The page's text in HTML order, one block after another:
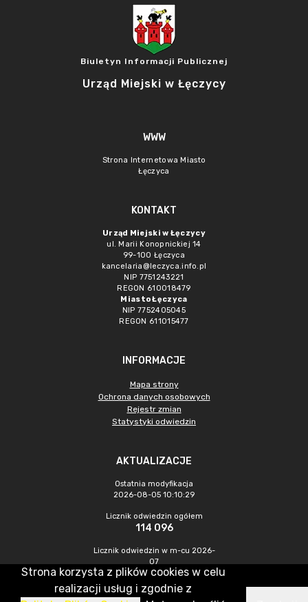
Biuletyn Informacji Publicznej
Urząd Miejski w Łęczycy
WWW
Strona Internetowa Miasto
Łęczyca
KONTAKT
Urząd Miejski w Łęczycy
ul. Marii Konopnickiej 14
99-100 Łęczyca
kancelaria@leczyca.info.pl
NIP 7751243221
REGON 610018479
Miasto Łęczyca
NIP 7752405045
REGON 611015477
INFORMACJE
Mapa strony
Ochrona danych osobowych
Rejestr zmian
Statystyki odwiedzin
AKTUALIZACJE
Ostatnia modyfikacja
2026-08-05 10:10:29
Licznik odwiedzin ogółem
114 096
Licznik odwiedzin w m-cu 2026-
07
615
Strona korzysta z plików cookies w celu
realizacji usług i zgodnie z